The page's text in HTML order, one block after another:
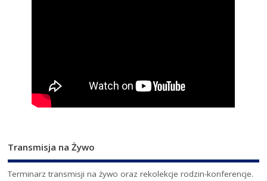
Transmisja na Żywo
Terminarz transmisji na żywo oraz rekolekcje rodzin-konferencje.